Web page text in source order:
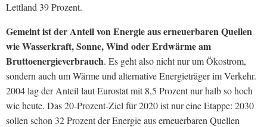
Lettland 39 Prozent.
Gemeint ist der Anteil von Energie aus erneuerbaren Quellen
wie Wasserkraft, Sonne, Wind oder Erdwärme am
Bruttoenergieverbrauch. Es geht also nicht nur um Ökostrom,
sondern auch um Wärme und alternative Energieträger im Verkehr.
2004 lag der Anteil laut Eurostat mit 8,5 Prozent nur halb so hoch
wie heute. Das 20-Prozent-Ziel für 2020 ist nur eine Etappe: 2030
sollen schon 32 Prozent der Energie aus erneuerbaren Quellen